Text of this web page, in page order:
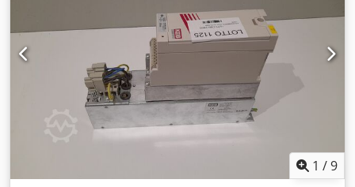
1 /9